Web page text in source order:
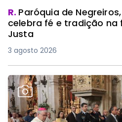
R. Paróquia de
celebra fé e tradição na
Justa
3 agosto 2026